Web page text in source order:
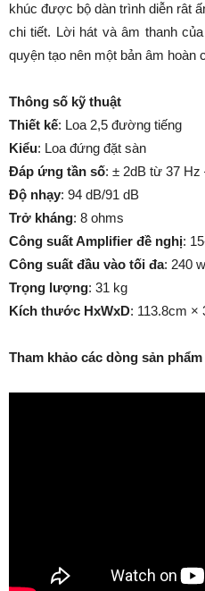
khúc được bộ dàn trình diễn rât
chi tiết. Lời hát và âm thanh
quyện tạo nên một bản âm hoàn
Thông số kỹ thuật
Thiết kế: Loa 2,5 đường tiếng
Kiểu: Loa đứng đặt sàn
Đáp ứng tần số: ± 2dB từ 37 Hz
Độ nhạy: 94 dB/91 dB
Trở kháng: 8 ohms
Công suất Amplifier đề nghị:
Công suất đầu vào tối đa: 240
Trọng lượng: 31 kg
Kích thước HxWxD: 113.8cm ×
Tham khảo các dòng sản